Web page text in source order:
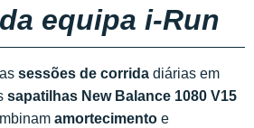
equipa i-Run
sessões de corrida diárias em
sapatilhas New Balance 1080 V15
amortecimento e